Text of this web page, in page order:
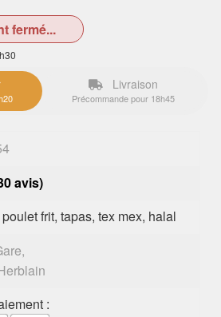
fermé...
Livraison
Précommande pour 18h45
avis)
frit, tapas, tex mex, halal
: